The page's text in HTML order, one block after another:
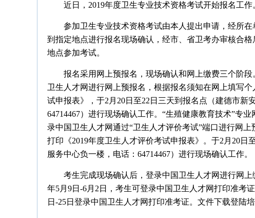
近日，2019年度卫生专业技术资格考试开始报名工作
参加卫生专业技术资格考试由本人提出申请，经所
到指定地点进行报名现场确认，经市、省卫考办审核合
地点参加考试。
报名采用网上预报名，现场确认和网上缴费三个阶
卫生人才网进行网上预报名，根据报名须知在网上填写
试申报表》，于2月20日至22日三天到报名点（建德市新
64714467）进行现场确认工作。“生殖健康教育技术”专
录中国卫生人才网通过“卫生人才评价考试”端口进行网
打印《2019年度卫生人才评价考试申报表》。于2月20日
服务中心负一楼，电话：64714467）进行现场确认工作。
考生完成现场确认后，登录中国卫生人才网进行网
年5月9日-6月2日，考生可登录中国卫生人才网打印准考
日-25日登录中国卫生人才网打印准考证。文件下载登陆培